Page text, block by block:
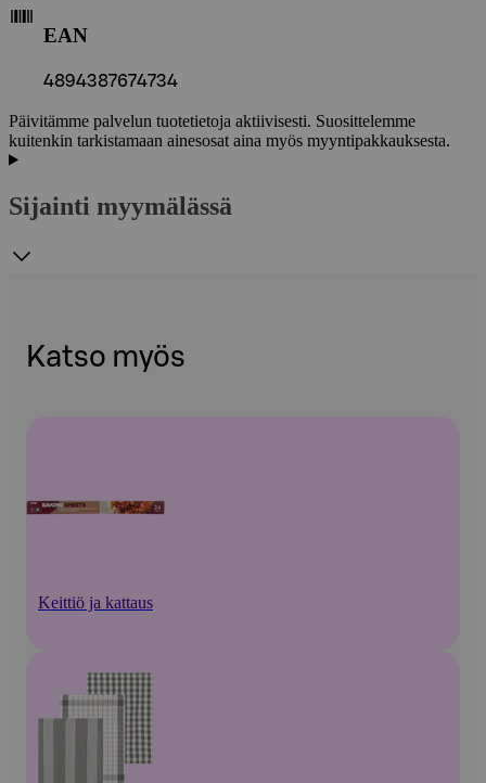
EAN
4894387674734
Päivitämme palvelun tuotetietoja aktiivisesti. Suosittelemme
kuitenkin tarkistamaan ainesosat aina myös myyntipakkauksesta.
Sijainti myymälässä
Katso myös
Keittiö ja kattaus